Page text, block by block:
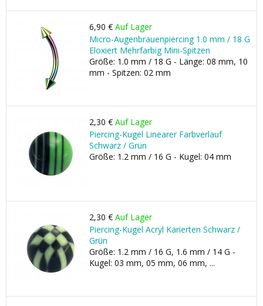
6,90 € Auf Lager
Micro-Augenbrauenpiercing 1.0 mm / 18 G
Eloxiert Mehrfarbig Mini-Spitzen
Größe: 1.0 mm / 18 G - Länge: 08 mm, 10
mm - Spitzen: 02 mm
2,30 € Auf Lager
Piercing-Kugel Linearer Farbverlauf
Schwarz / Grün
Größe: 1.2 mm / 16 G - Kugel: 04 mm
2,30 € Auf Lager
Piercing-Kugel Acryl Karierten Schwarz /
Grün
Größe: 1.2 mm / 16 G, 1.6 mm / 14 G -
Kugel: 03 mm, 05 mm, 06 mm, ...